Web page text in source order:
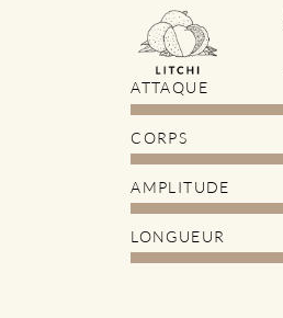
ATTAQUE
CORPS
AMPLITUDE
LONGUEUR